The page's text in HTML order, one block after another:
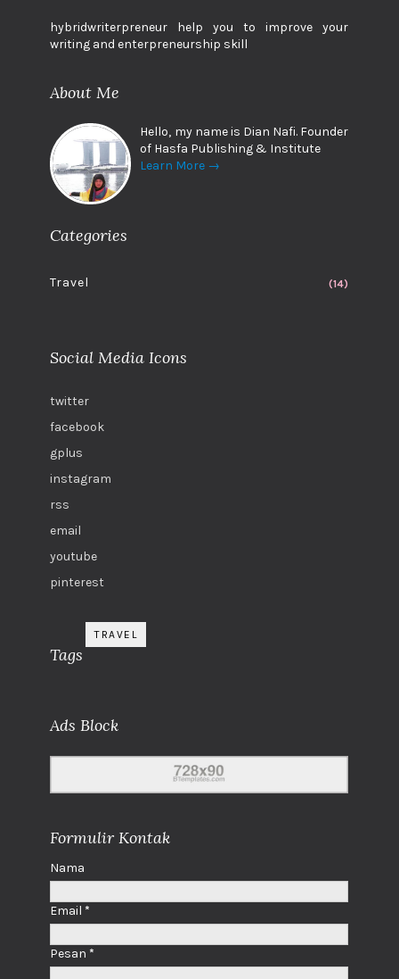
hybridwriterpreneur help you to improve your
writing and enterpreneurship skill
About Me
Hello, my name is Dian Nafi. Founder
of Hasfa Publishing & Institute
Learn More →
Categories
Travel (14)
Social Media Icons
twitter
facebook
gplus
instagram
rss
email
youtube
pinterest
Tags
TRAVEL
Ads Block
Formulir Kontak
Nama
Email *
Pesan *